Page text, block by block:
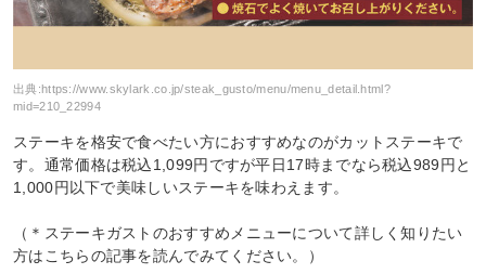
出典:https://www.skylark.co.jp/steak_gusto/menu/menu_detail.html?
mid=210_22994
ステーキを格安で食べたい方におすすめなのがカットステーキで
す。通常価格は税込1,099円ですが平日17時までなら税込989円と
1,000円以下で美味しいステーキを味わえます。
（＊ステーキガストのおすすめメニューについて詳しく知りたい
方はこちらの記事を読んでみてください。）